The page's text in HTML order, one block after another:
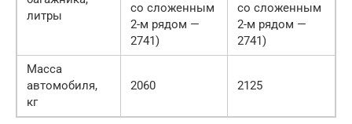
литры
со сложенным
2-м рядом —
2741)
со сложенным
2-м рядом —
2741)
Масса
автомобиля,
кг
2060 2125